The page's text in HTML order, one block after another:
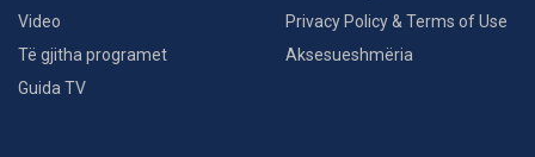
Video
Të gjitha programet
Guida TV
Privacy Policy & Terms of Use
Aksesueshmëria